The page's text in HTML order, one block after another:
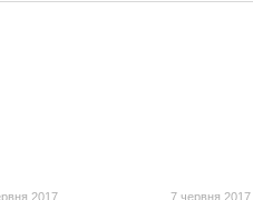
2017 7 червня 2017